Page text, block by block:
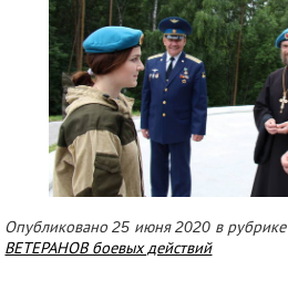
Опубликовано 25 июня 2020 в рубрике
ВЕТЕРАНОВ боевых действий